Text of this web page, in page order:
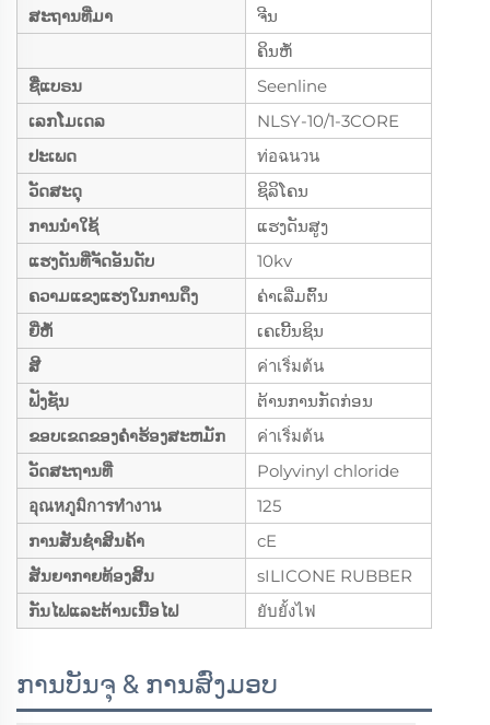
ສະຖານທີ່ມາ
ຈີນ
ຄິນຫໍ້
ຊື່ແບຣນ
Seenline
ເລກໂມເດລ
NLSY-10/1-3CORE
ປະເພດ
ท่อฉนวน
ວັດສະດຸ
ຊິລິໂຄນ
ການນຳໃຊ້
ແຮງດັນສູງ
ແຮງດັນທີ່ຈັດອັນດັບ
10kv
ຄວາມແຂງແຮງໃນການດຶງ
ຄ່າເລີ່ມຕົ້ນ
ຍີ່ຫໍ້
ເຄເບີ້ນຊິນ
ສີ
ค่าเริ่มต้น
ຟັງຊັນ
ຕ້ານການກັດກ່ອນ
ຂອບເຂດຂອງຄໍາຮ້ອງສະຫມັກ
ค่าเริ่มต้น
ວັດສະຖານທີ່
Polyvinyl chloride
อุณหภูมิการทำงาน
125
ການສັນຊຳສິນຄ້າ
cE
ສັນຍາກາຍທ້ອງສິ້ນ
sILICONE RUBBER
ກັນໄຟແລະຕ້ານເນື້ອໄຟ
ยับยั้งไฟ
ການບັນຈຸ & ການສົ່ງມອບ